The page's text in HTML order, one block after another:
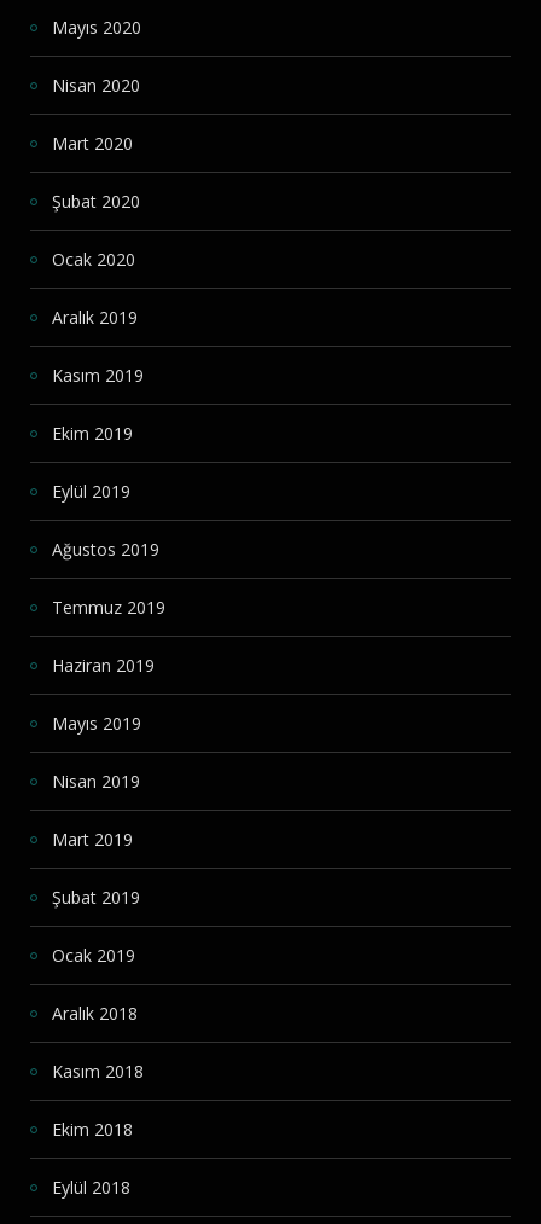
Mayıs 2020
Nisan 2020
Mart 2020
Şubat 2020
Ocak 2020
Aralık 2019
Kasım 2019
Ekim 2019
Eylül 2019
Ağustos 2019
Temmuz 2019
Haziran 2019
Mayıs 2019
Nisan 2019
Mart 2019
Şubat 2019
Ocak 2019
Aralık 2018
Kasım 2018
Ekim 2018
Eylül 2018